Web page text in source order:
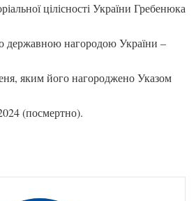
цілісності України Гребенюка
державною нагородою України –
яким його нагороджено Указом
(посмертно).